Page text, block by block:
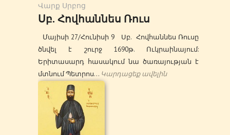
Վարք Սրբոց
Սբ. Հովհաննես Ռուս
Մայիսի 27/Հունիսի 9 Սբ. Հովհաննես Ռուսը
ծնվել է շուրջ 1690թ. Ուկրաինայում:
Երիտասարդ հասակում նա ծառայության է
մտնում Պետրոս… Կարդացեք ավելին